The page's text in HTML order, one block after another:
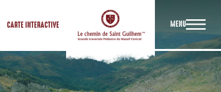
CARTE INTERACTIVE MENU